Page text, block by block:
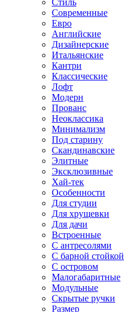
Стиль
Современные
Евро
Английские
Дизайнерские
Итальянские
Кантри
Классические
Лофт
Модерн
Прованс
Неоклассика
Минимализм
Под старину
Скандинавские
Элитные
Эксклюзивные
Хай-тек
Особенности
Для студии
Для хрущевки
Для дачи
Встроенные
С антресолями
С барной стойкой
С островом
Малогабаритные
Модульные
Скрытые ручки
Размер